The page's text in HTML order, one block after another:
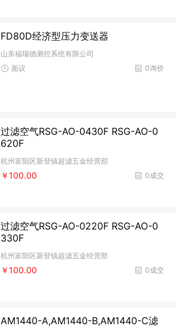
FD80D经济型压力变送器
山东福瑞德测控系统有限公司
0询价
面议
过滤空气RSG-AO-0430F RSG-AO-0
620F
杭州富阳区新登镇超滤五金经营部
0成交
￥100.00
过滤空气RSG-AO-0220F RSG-AO-0
330F
杭州富阳区新登镇超滤五金经营部
0成交
￥100.00
AM1440-A,AM1440-B,AM1440-C滤